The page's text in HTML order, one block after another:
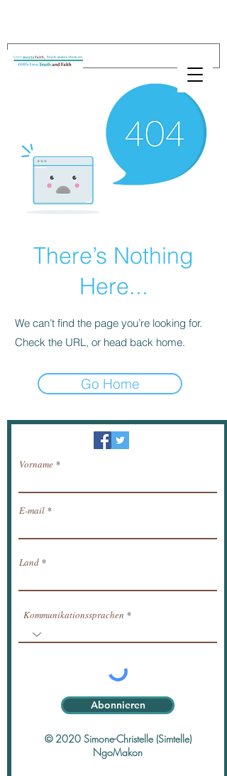
There’s Nothing
Here...
We can’t find the page you’re looking for.
Check the URL, or head back home.
Go Home
Newsletter / erhalten Nachrichten per E-Mail.
Vorname
E-mail
Land
Kommunikationssprachen
Abonnieren
© 2020 Simone-Christelle (Simtelle)
NgoMakon